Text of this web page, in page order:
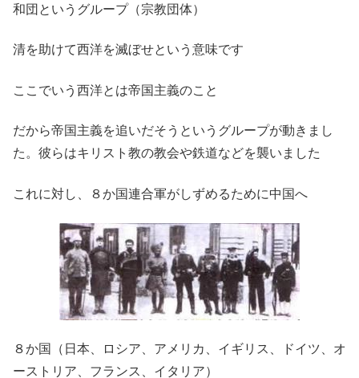
和団というグループ（宗教団体）
清を助けて西洋を滅ぼせという意味です
ここでいう西洋とは帝国主義のこと
だから帝国主義を追いだそうというグループが動きまし
た。彼らはキリスト教の教会や鉄道などを襲いました
これに対し、８か国連合軍がしずめるために中国へ
８か国（日本、ロシア、アメリカ、イギリス、ドイツ、オ
ーストリア、フランス、イタリア）